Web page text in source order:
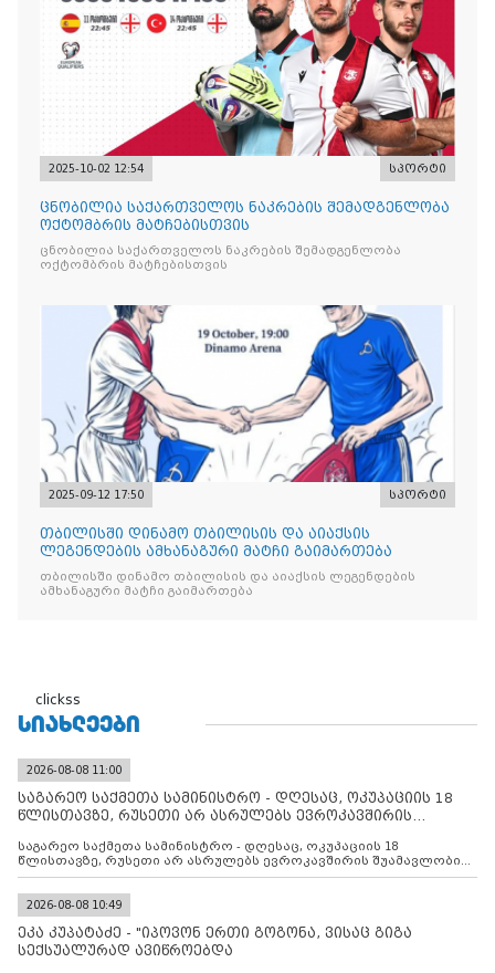
2025-10-02 12:54 სპორტი
ცნობილია საქართველოს ნაკრების შემადგენლობა
ოქტომბრის მატჩებისთვის
ცნობილია საქართველოს ნაკრების შემადგენლობა
ოქტომბრის მატჩებისთვის
2025-09-12 17:50 სპორტი
თბილისში დინამო თბილისის და აიაქსის
ლეგენდების ამხანაგური მატჩი გაიმართება
თბილისში დინამო თბილისის და აიაქსის ლეგენდების
ამხანაგური მატჩი გაიმართება
clickss
ᲡᲘᲐᲮᲚᲔᲔᲑᲘ
2026-08-08 11:00
საგარეო საქმეთა სამინისტრო - დღესაც, ოკუპაციის 18
წლისთავზე, რუსეთი არ ასრულებს ევროკავშირის
საგარეო საქმეთა სამინისტრო - დღესაც, ოკუპაციის 18
წლისთავზე, რუსეთი არ ასრულებს ევროკავშირის შუამავლობით
დადებულ 2008 წლის 12 აგვისტოს ცეცხლის შეწყვეტის
კონტროლს ოკუპირებულ რეგიონებში, აგრძელებს მათი
მილიტარიზაციის პროცესს და აქტიურად დგამს ნაბიჯებს მათი
ფაქტობრივი ანექსიისკენ
2026-08-08 10:49
ეკა კუპატაძე - "იპოვონ ერთი გოგონა, ვისაც გიგა
სექსუალურად ავიწროებდა